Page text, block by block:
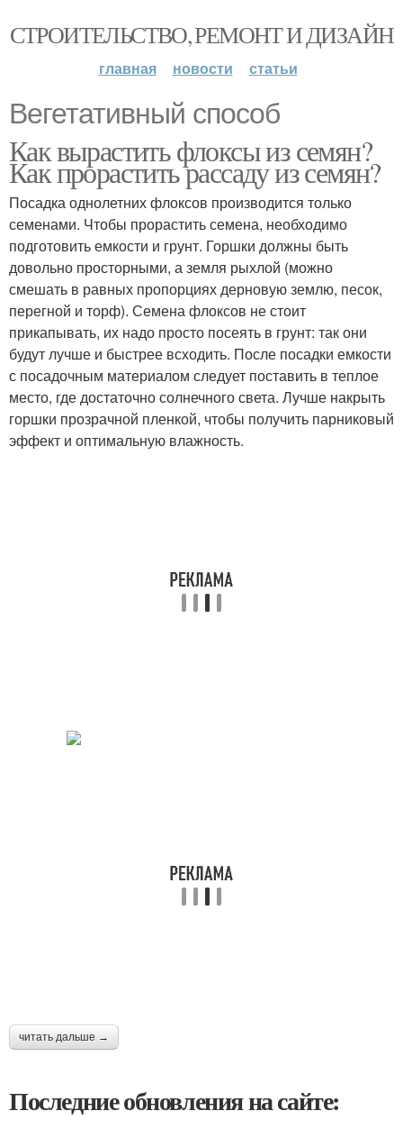
СТРОИТЕЛЬСТВО, РЕМОНТ И ДИЗАЙН
главная новости статьи
Вегетативный способ
Как вырастить флоксы из семян?
Как прорастить рассаду из семян?
Посадка однолетних флоксов производится только
семенами. Чтобы прорастить семена, необходимо
подготовить емкости и грунт. Горшки должны быть
довольно просторными, а земля рыхлой (можно
смешать в равных пропорциях дерновую землю, песок,
перегной и торф). Семена флоксов не стоит
прикапывать, их надо просто посеять в грунт: так они
будут лучше и быстрее всходить. После посадки емкости
с посадочным материалом следует поставить в теплое
место, где достаточно солнечного света. Лучше накрыть
горшки прозрачной пленкой, чтобы получить парниковый
эффект и оптимальную влажность.
читать дальше →
Последние обновления на сайте: